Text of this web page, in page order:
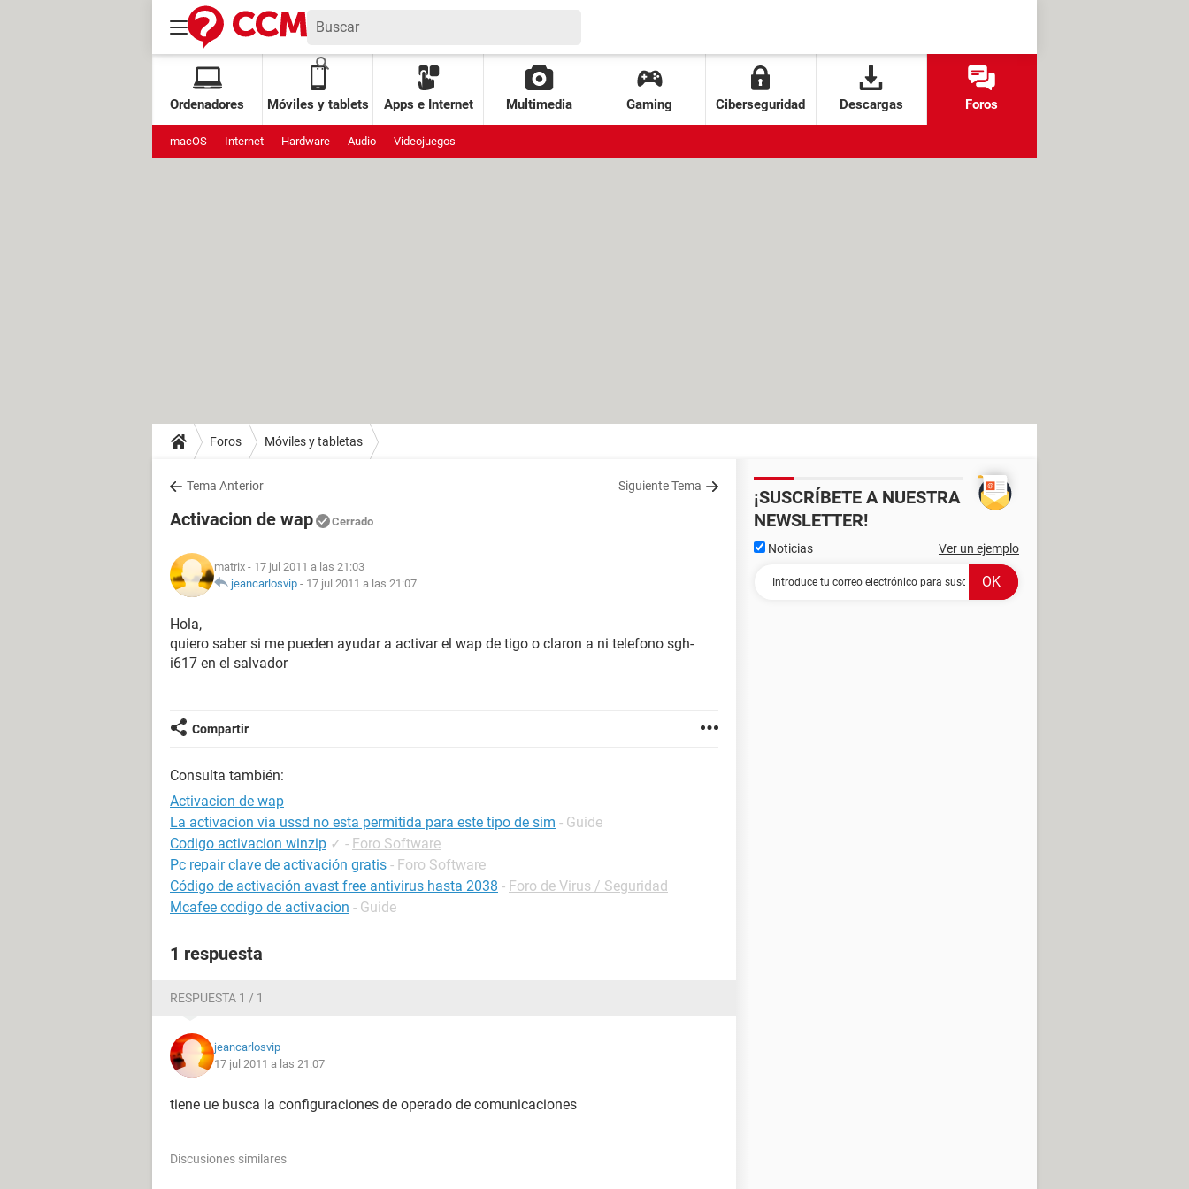
Ordenadores Móviles y tablets Apps e Internet Multimedia Gaming Ciberseguridad Descargas Foros
macOS Internet Hardware Audio Videojuegos
Foros Móviles y tabletas
Tema Anterior Siguiente Tema
Activacion de wap Cerrado
matrix - 17 jul 2011 a las 21:03
jeancarlosvip - 17 jul 2011 a las 21:07
Hola,
quiero saber si me pueden ayudar a activar el wap de tigo o claron a ni telefono sgh-
i617 en el salvador
Compartir
Consulta también:
Activacion de wap
La activacion via ussd no esta permitida para este tipo de sim - Guide
Codigo activacion winzip ✓ - Foro Software
Pc repair clave de activación gratis - Foro Software
Código de activación avast free antivirus hasta 2038 - Foro de Virus / Seguridad
Mcafee codigo de activacion - Guide
1 respuesta
RESPUESTA 1 / 1
jeancarlosvip
17 jul 2011 a las 21:07
tiene ue busca la configuraciones de operado de comunicaciones
Discusiones similares
¡SUSCRÍBETE A NUESTRA
NEWSLETTER!
Noticias Ver un ejemplo